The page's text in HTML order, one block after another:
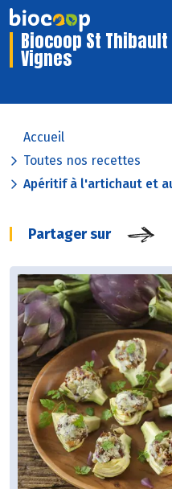
Biocoop St Thibault
Vignes
Accueil
Toutes nos recettes
Apéritif à l'artichaut et
Partager sur